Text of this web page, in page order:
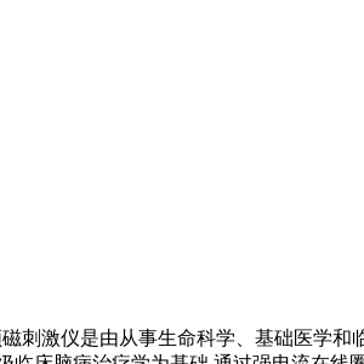
激仪是由从事生命科学、基础医学和